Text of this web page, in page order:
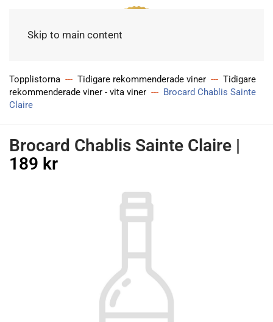
Skip to main content
Meny
Topplistorna Tidigare rekommenderade viner
Tidigare
rekommenderade viner - vita viner
Brocard Chablis Sainte
Claire
Brocard Chablis Sainte Claire |
189 kr